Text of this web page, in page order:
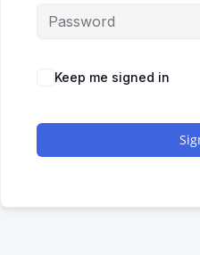
Keep me signed in